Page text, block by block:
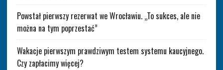
Powstał pierwszy rezerwat we Wrocławiu. „To sukces, ale nie
można na tym poprzestać”
Wakacje pierwszym prawdziwym testem systemu kaucyjnego.
Czy zapłacimy więcej?